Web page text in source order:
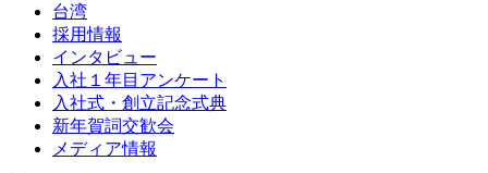
台湾
採用情報
インタビュー
入社１年目アンケート
入社式・創立記念式典
新年賀詞交歓会
メディア情報